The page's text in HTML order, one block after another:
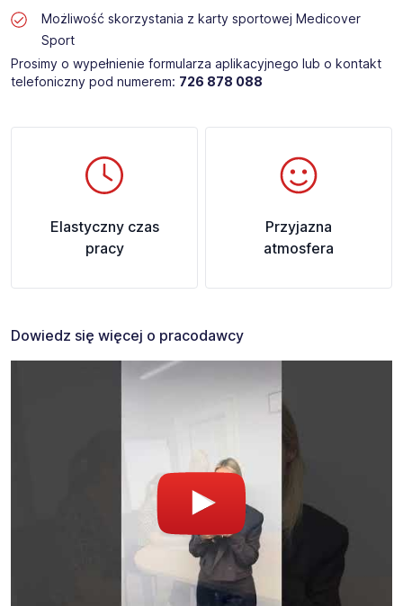
Możliwość skorzystania z karty sportowej Medicover
Sport
Prosimy o wypełnienie formularza aplikacyjnego lub o kontakt
telefoniczny pod numerem: 726 878 088​
Elastyczny czas
pracy
Przyjazna
atmosfera
Dowiedz się więcej o pracodawcy